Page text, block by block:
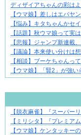
ディザイアちゃんの彩は
【ウマ娘】差しはエバヤ
【悩み】キタちゃんかセ
【話題】秋ウマ娘って実
【悲報】ジャンプ新連載
【議論】本来使い分けは
【相談】ブーケちゃんっ
【ウマ娘】「賢2」が強い
結婚生活の「当たり前」
【脱衣麻雀】『スーパー
【ミリシタ】『プレミ
【ウマ娘】ケンタッキー